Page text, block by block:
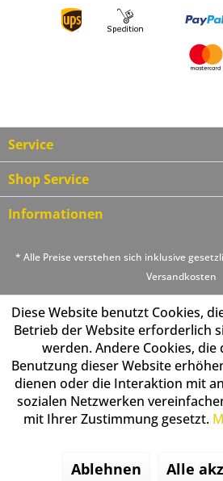
Service
Shop Service
Informationen
* Alle Preise verstehen sich inklusive
Versandkosten
Diese Website benutzt Cookies,
Betrieb der Website erforderlich
werden. Andere Cookies,
Benutzung dieser Website
dienen oder die Interaktion mit
sozialen Netzwerken
mit Ihrer Zustimmung gesetzt.
Ablehnen Alle